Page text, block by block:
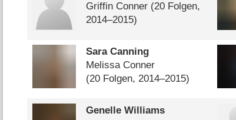
Griffin Conner(20 Folgen,
2014⁠–⁠2015)
Sara Canning
Melissa Conner
(20 Folgen, 2014⁠–⁠2015)
Genelle Williams